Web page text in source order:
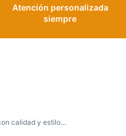
Atención personalizada
siempre
calidad y estilo…